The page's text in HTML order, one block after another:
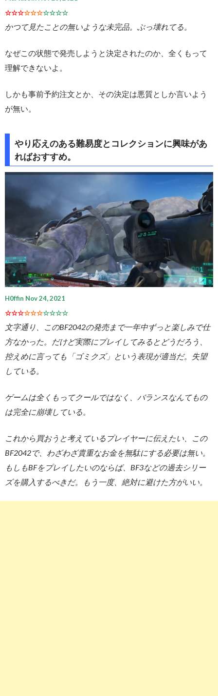
☆☆☆☆☆☆☆☆☆☆
かつて見たことの無いような未完品。ぶっ壊れてる。
なぜこの状態で発売しようと決定されたのか、全くもって
理解できないよ。
しかも事前予約注文とか、その決定は悪質としか言いよう
が無い。
やり応えのある難易度とコレクションに興味があ
ればおすすめ。
H0ffin Nov 24, 2021
☆☆☆☆☆☆☆☆☆☆
文字通り、このBF2042の発売まで一年中ずっと楽しみで仕
方なかった。だけど実際にプレイしてみるとどうだろう、
控えめに言っても「ゴミクズ」という表現が適当だ。失望
している。
ゲームは全くもってクールではなく、バランスなんてもの
は完全に崩壊している。
これから買おうと考えているプレイヤーに伝えたい、この
BF2042で、わざわざ貴重なお金を無駄にする必要は無い。
もしもBFをプレイしたいのならば、BF3などの過去シリー
ズを購入するべきだ。もう一度、絶対に避けた方がいい。